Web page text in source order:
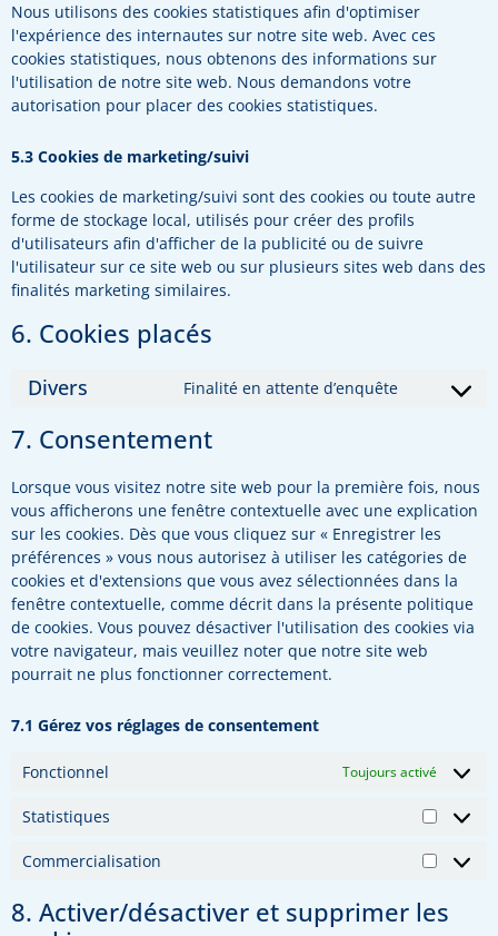
Nous utilisons des cookies statistiques afin d'optimiser
l'expérience des internautes sur notre site web. Avec ces
cookies statistiques, nous obtenons des informations sur
l'utilisation de notre site web. Nous demandons votre
autorisation pour placer des cookies statistiques.
5.3 Cookies de marketing/suivi
Les cookies de marketing/suivi sont des cookies ou toute autre
forme de stockage local, utilisés pour créer des profils
d'utilisateurs afin d'afficher de la publicité ou de suivre
l'utilisateur sur ce site web ou sur plusieurs sites web dans des
finalités marketing similaires.
6. Cookies placés
Divers Finalité en attente d’enquête
7. Consentement
Lorsque vous visitez notre site web pour la première fois, nous
vous afficherons une fenêtre contextuelle avec une explication
sur les cookies. Dès que vous cliquez sur « Enregistrer les
préférences » vous nous autorisez à utiliser les catégories de
cookies et d'extensions que vous avez sélectionnées dans la
fenêtre contextuelle, comme décrit dans la présente politique
de cookies. Vous pouvez désactiver l'utilisation des cookies via
votre navigateur, mais veuillez noter que notre site web
pourrait ne plus fonctionner correctement.
7.1 Gérez vos réglages de consentement
Fonctionnel Toujours activé
Statistiques
Commercialisation
8. Activer/désactiver et supprimer les